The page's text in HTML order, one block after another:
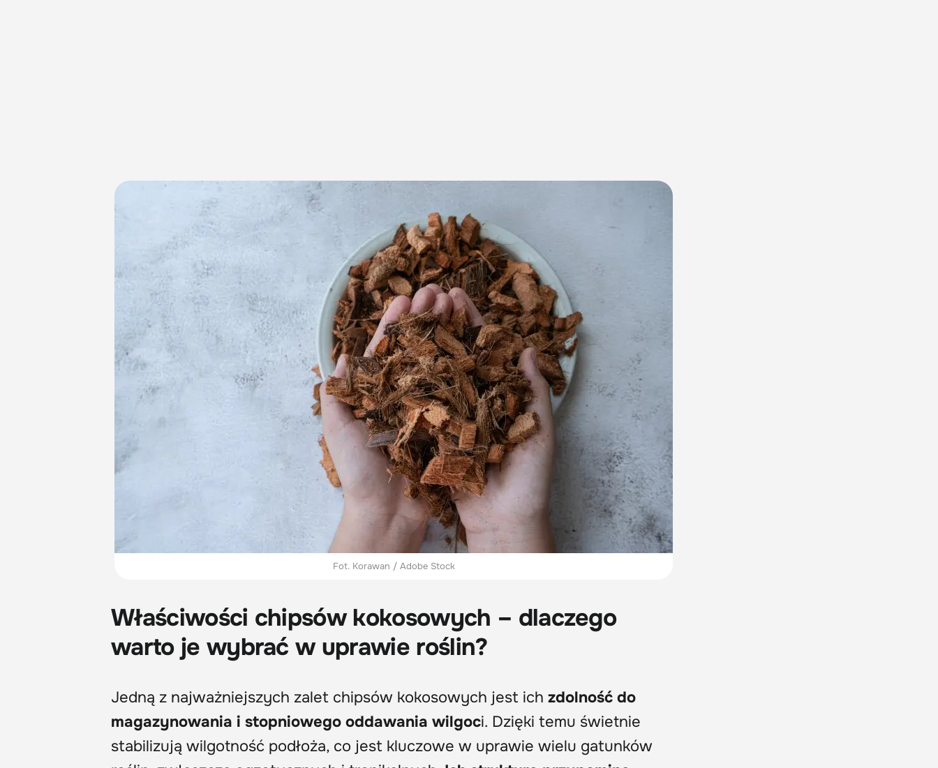
Fot. Korawan / Adobe Stock
Właściwości chipsów kokosowych – dlaczego
warto je wybrać w uprawie roślin?
Jedną z najważniejszych zalet chipsów kokosowych jest ich zdolność do
magazynowania i stopniowego oddawania wilgoci. Dzięki temu świetnie
stabilizują wilgotność podłoża, co jest kluczowe w uprawie wielu gatunków